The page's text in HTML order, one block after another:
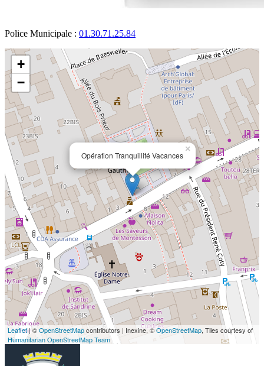
Police Municipale : 01.30.71.25.84
Opération Tranquillité Vacances
×
+
−
Leaflet| ©OpenStreetMapcontributors | Inexine, ©OpenStreetMap, Tiles courtesy of
Humanitarian OpenStreetMap Team